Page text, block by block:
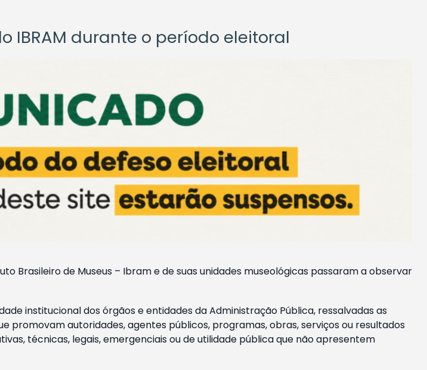
durante o período eleitoral
Brasileiro de Museus – Ibram e de suas unidades museológicas passaram a observar
institucional dos órgãos e entidades da Administração Pública, ressalvadas as
promovam autoridades, agentes públicos, programas, obras, serviços ou resultados
técnicas, legais, emergenciais ou de utilidade pública que não apresentem